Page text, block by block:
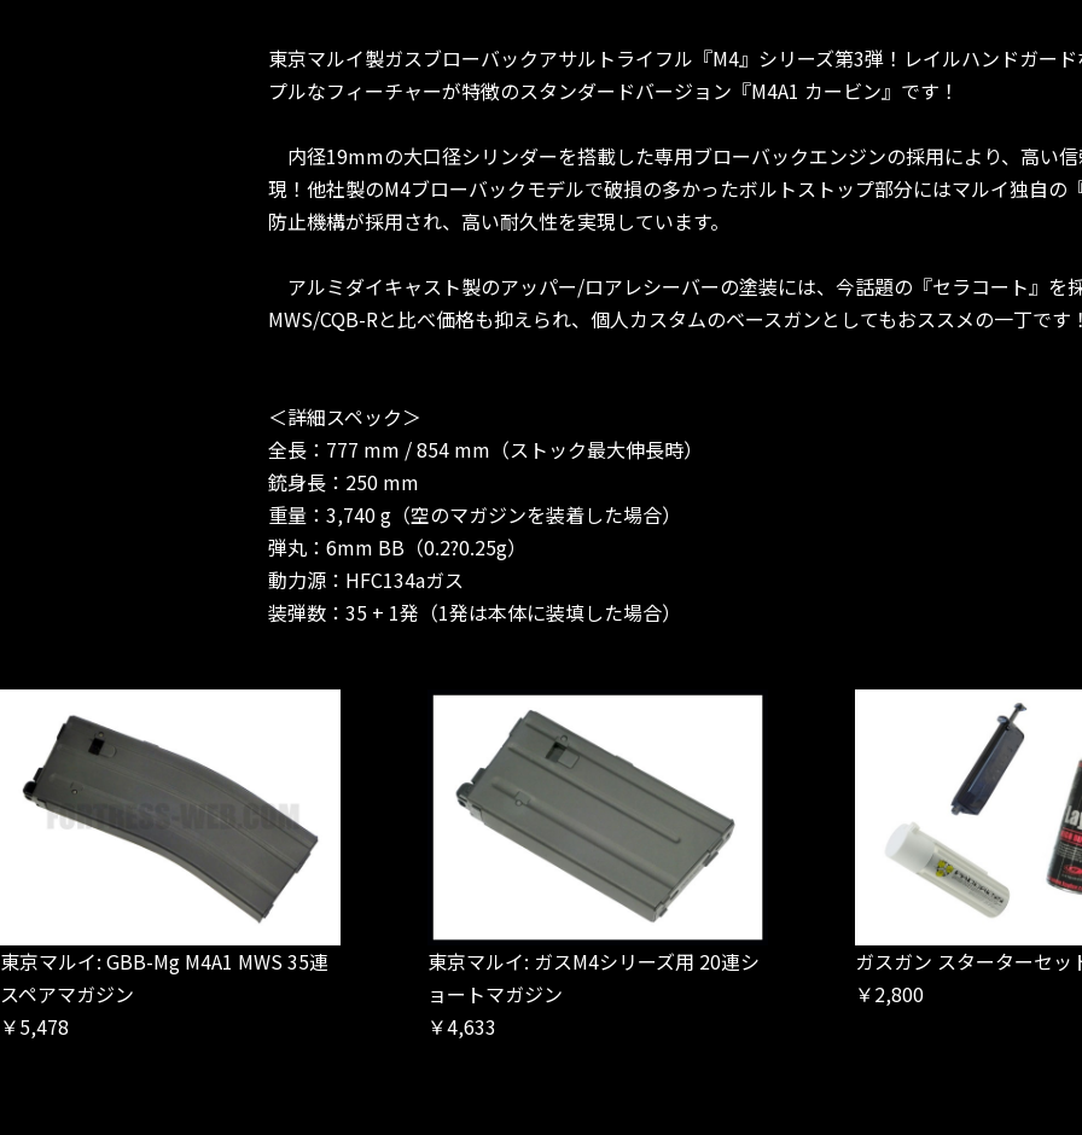
東京マルイ製ガスブローバックアサルトライフル『M4』シリーズ第3弾！レイルハンドガー
プルなフィーチャーが特徴のスタンダードバージョン『M4A1 カービン』です！
内径19mmの大口径シリンダーを搭載した専用ブローバックエンジンの採用により、高い
現！他社製のM4ブローバックモデルで破損の多かったボルトストップ部分にはマルイ独自の
防止機構が採用され、高い耐久性を実現しています。
アルミダイキャスト製のアッパー/ロアレシーバーの塗装には、今話題の『セラコート』を
MWS/CQB-Rと比べ価格も抑えられ、個人カスタムのベースガンとしてもおススメの一丁です
＜詳細スペック＞
全長：777 mm / 854 mm（ストック最大伸長時）
銃身長：250 mm
重量：3,740 g（空のマガジンを装着した場合）
弾丸：6mm BB（0.2?0.25g）
動力源：HFC134aガス
装弾数：35 + 1発（1発は本体に装填した場合）
東京マルイ: GBB-Mg M4A1 MWS 35連
スペアマガジン
￥5,478
東京マルイ: ガスM4シリーズ用 20連シ
ョートマガジン
￥4,633
ガスガン スターターセッ
￥2,800